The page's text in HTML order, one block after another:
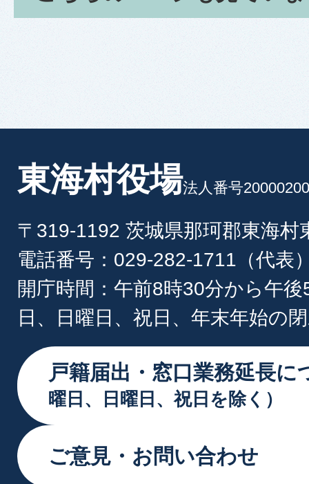
東海村役場法人番号
〒319-1192 茨城県那珂郡東海村
電話番号：029-282-1711（代表
開庁時間：午前8時30分から午
日、日曜日、祝日、年末年始の
戸籍届出・窓口業務延長に
曜日、日曜日、祝日を除く）
ご意見・お問い合わせ